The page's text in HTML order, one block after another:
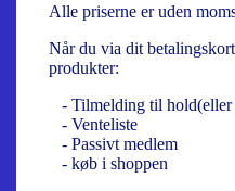
Alle priserne er uden
Når du via dit
produkter:
- Tilmelding til hold(eller
- Venteliste
- Passivt medlem
- køb i shoppen